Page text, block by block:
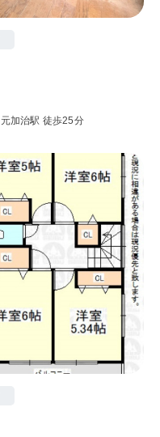
元加治駅 徒歩25分